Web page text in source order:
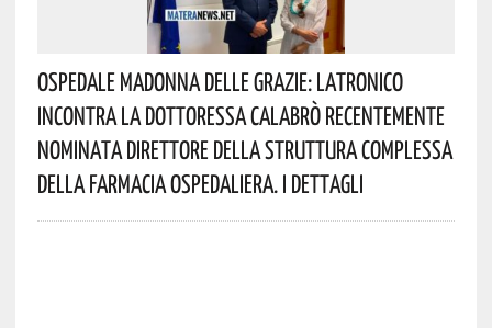
Ospedale Madonna Delle Grazie: Latronico
Incontra La Dottoressa Calabrò Recentemente
Nominata Direttore Della Struttura Complessa
Della Farmacia Ospedaliera. I Dettagli